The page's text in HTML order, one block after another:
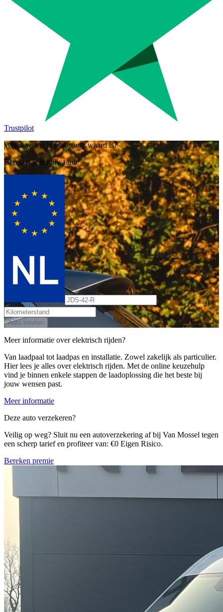
Trustpilot
Weten wat je huidige auto waard is?
Bereken je inruilwaarde
Auto inruilen
Meer informatie over elektrisch rijden?
Van laadpaal tot laadpas en installatie. Zowel zakelijk als particulier.
Hier lees je alles over elektrisch rijden. Met de online keuzehulp
vind je binnen enkele stappen de laadoplossing die het beste bij
jouw wensen past.
Meer informatie
Deze auto verzekeren?
Veilig op weg? Sluit nu een autoverzekering af bij Van Mossel tegen
een scherp tarief en profiteer van: €0 Eigen Risico.
Bereken premie